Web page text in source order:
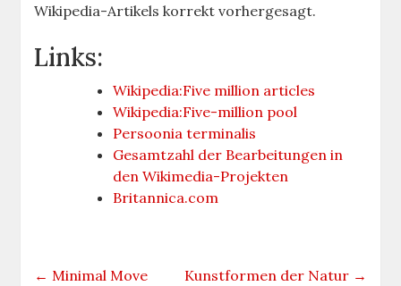
Wikipedia-Artikels korrekt vorhergesagt.
Links:
Wikipedia:Five million articles
Wikipedia:Five-million pool
Persoonia terminalis
Gesamtzahl der Bearbeitungen in
den Wikimedia-Projekten
Britannica.com
← Minimal Move Kunstformen der Natur →